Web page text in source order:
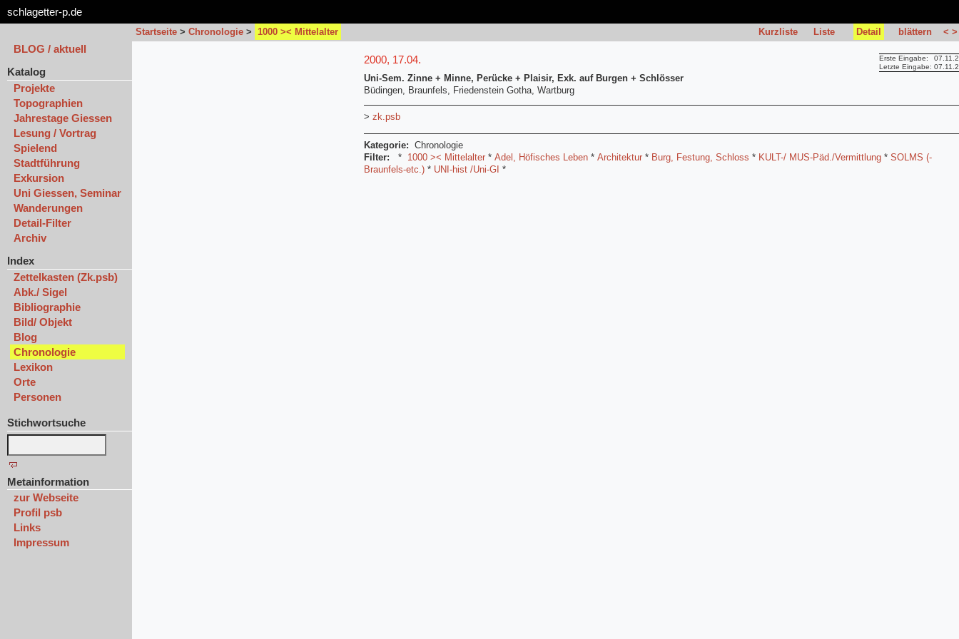
schlagetter-p.de
Startseite > Chronologie > 1000 >< Mittelalter Kurzliste Liste Detail blättern < >
BLOG / aktuell
Katalog
Projekte
Topographien
Jahrestage Giessen
Lesung / Vortrag
Spielend
Stadtführung
Exkursion
Uni Giessen, Seminar
Wanderungen
Detail-Filter
Archiv
Index
Zettelkasten (Zk.psb)
Abk./ Sigel
Bibliographie
Bild/ Objekt
Blog
Chronologie
Lexikon
Orte
Personen
Stichwortsuche
Metainformation
zur Webseite
Profil psb
Links
Impressum
Erste Eingabe:
Letzte Eingabe:
2000, 17.04.
Uni-Sem. Zinne + Minne, Perücke + Plaisir, Exk. auf Burgen + Schlösser
Büdingen, Braunfels, Friedenstein Gotha, Wartburg
> zk.psb
Kategorie: Chronologie
Filter:
* 1000 >< Mittelalter * Adel, Höfisches Leben * Architektur * Burg, Festung, Schloss * KULT-/ MUS-Päd./Vermittlung * SOLMS (-
Braunfels-etc.) * UNI-hist /Uni-GI *